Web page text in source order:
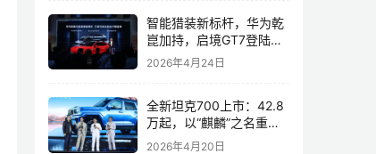
智能猎装新标杆，华为乾
崑加持，启境GT7登陆
2026北京车展
2026年4月24日
全新坦克700上市：42.8
万起，以“麒麟”之名重塑
全域豪华
2026年4月20日